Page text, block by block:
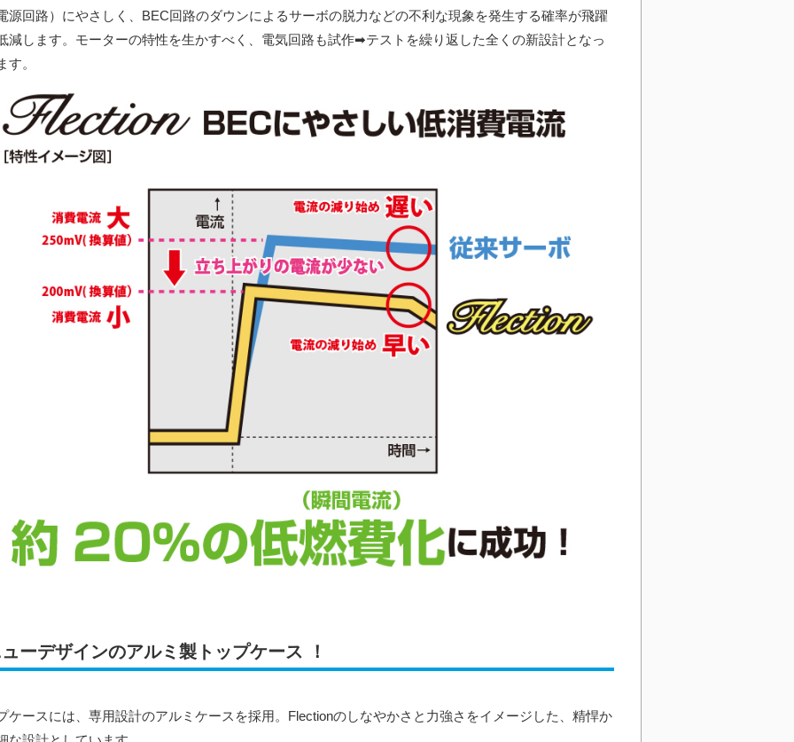
源回路）にやさしく、BEC回路のダウンによるサーボの脱力などの不利な現象を発生する確率が飛躍
減します。モーターの特性を生かすべく、電気回路も試作➡テストを繰り返した全くの新設計となっ
す。
ーデザインのアルミ製トップケース ！
ケースには、専用設計のアルミケースを採用。Flectionのしなやかさと力強さをイメージした、精悍か